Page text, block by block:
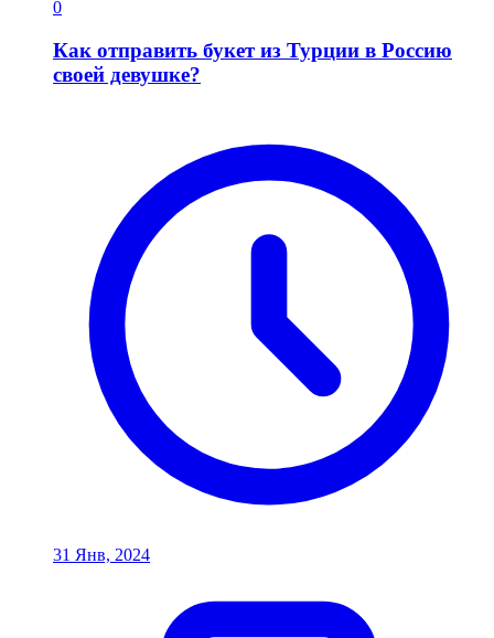
0
Как отправить букет из Турции в Россию
своей девушке?
31 Янв, 2024